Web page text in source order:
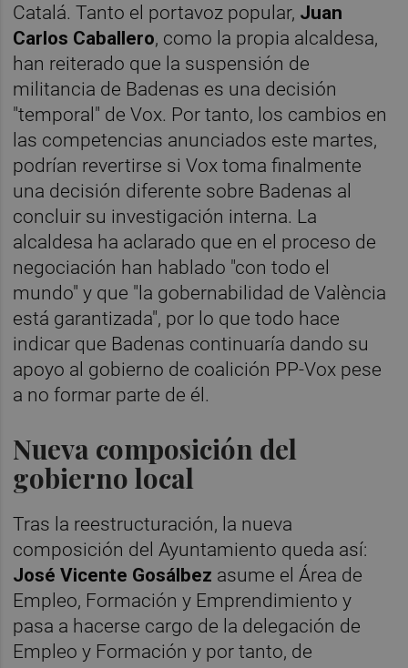
Catalá. Tanto el portavoz popular, Juan
Carlos Caballero, como la propia alcaldesa,
han reiterado que la suspensión de
militancia de Badenas es una decisión
"temporal" de Vox. Por tanto, los cambios en
las competencias anunciados este martes,
podrían revertirse si Vox toma finalmente
una decisión diferente sobre Badenas al
concluir su investigación interna. La
alcaldesa ha aclarado que en el proceso de
negociación han hablado "con todo el
mundo" y que "la gobernabilidad de València
está garantizada", por lo que todo hace
indicar que Badenas continuaría dando su
apoyo al gobierno de coalición PP-Vox pese
a no formar parte de él.
Nueva composición del
gobierno local
Tras la reestructuración, la nueva
composición del Ayuntamiento queda así:
José Vicente Gosálbez asume el Área de
Empleo, Formación y Emprendimiento y
pasa a hacerse cargo de la delegación de
Empleo y Formación y por tanto, de